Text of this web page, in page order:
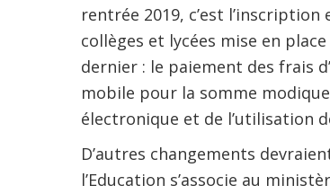
rentrée 2019, c’est
collèges et lycées mise en
dernier : le paiement des frais
mobile pour la somme
électronique et de l’utilisation
D’autres changements
l’Education s’associe au